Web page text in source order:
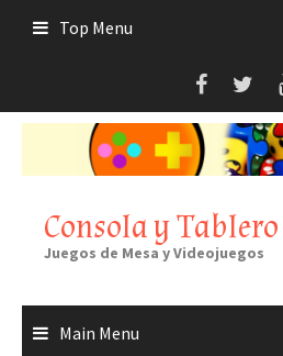
Top Menu
Consola y Tablero
Juegos de Mesa y Videojuegos
Main Menu